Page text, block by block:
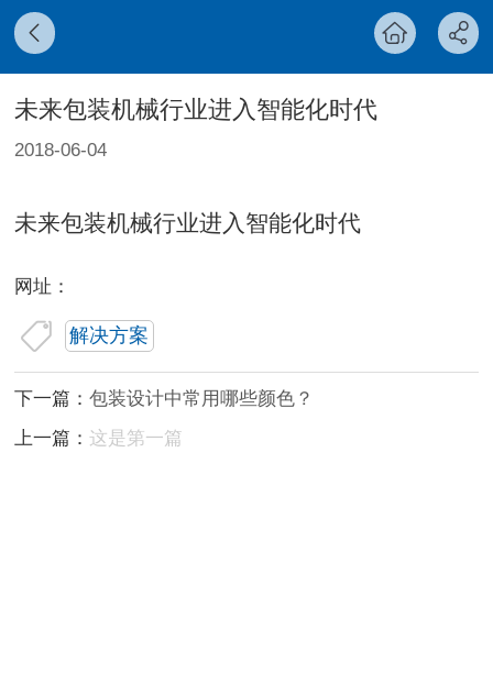
未来包装机械行业进入智能化时代
2018-06-04
未来包装机械行业进入智能化时代
网址：
解决方案
下一篇： 包装设计中常用哪些颜色？
上一篇： 这是第一篇